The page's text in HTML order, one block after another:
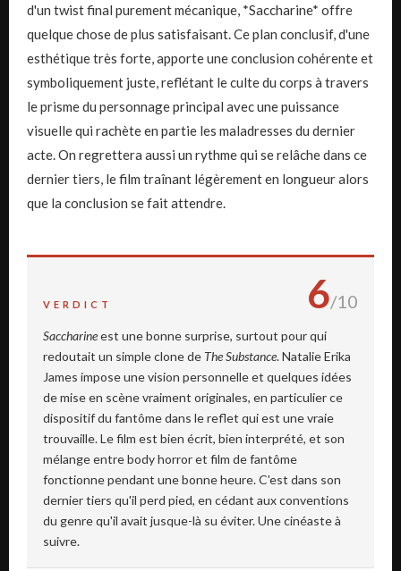
d'un twist final purement mécanique, *Saccharine* offre
quelque chose de plus satisfaisant. Ce plan conclusif, d'une
esthétique très forte, apporte une conclusion cohérente et
symboliquement juste, reflétant le culte du corps à travers
le prisme du personnage principal avec une puissance
visuelle qui rachète en partie les maladresses du dernier
acte. On regrettera aussi un rythme qui se relâche dans ce
dernier tiers, le film traînant légèrement en longueur alors
que la conclusion se fait attendre.
VERDICT 6/10
Saccharineest une bonne surprise, surtout pour qui
redoutait un simple clone de The Substance. Natalie Erika
James impose une vision personnelle et quelques idées
de mise en scène vraiment originales, en particulier ce
dispositif du fantôme dans le reflet qui est une vraie
trouvaille. Le film est bien écrit, bien interprété, et son
mélange entre body horror et film de fantôme
fonctionne pendant une bonne heure. C'est dans son
dernier tiers qu'il perd pied, en cédant aux conventions
du genre qu'il avait jusque-là su éviter. Une cinéaste à
suivre.